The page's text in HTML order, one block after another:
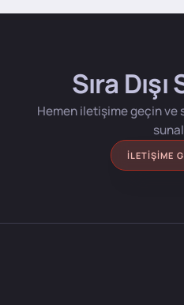
Sıra
Hemen iletişime geçin ve
İLETIŞIME